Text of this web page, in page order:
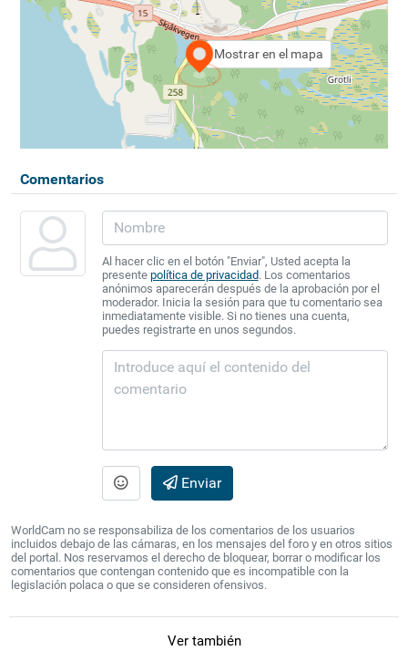
Mostrar en el mapa
Comentarios
Al hacer clic en el botón "Enviar", Usted acepta la
presente política de privacidad. Los comentarios
anónimos aparecerán después de la aprobación por el
moderador. Inicia la sesión para que tu comentario sea
inmediatamente visible. Si no tienes una cuenta,
puedes registrarte en unos segundos.
Enviar
WorldCam no se responsabiliza de los comentarios de los usuarios
incluidos debajo de las cámaras, en los mensajes del foro y en otros sitios
del portal. Nos reservamos el derecho de bloquear, borrar o modificar los
comentarios que contengan contenido que es incompatible con la
legislación polaca o que se consideren ofensivos.
Ver también